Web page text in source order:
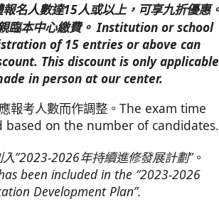
名人數達15人或以上，可享九折優惠
臨本中心繳費。 Institution or school
of 15 entries or above can
This discount is only applicable
in person at our center.
報考人數而作調整。The exam time
based on the number of
”2023-2026年持續進修發展計劃”。
been included in the “2023-2026
Development Plan”.